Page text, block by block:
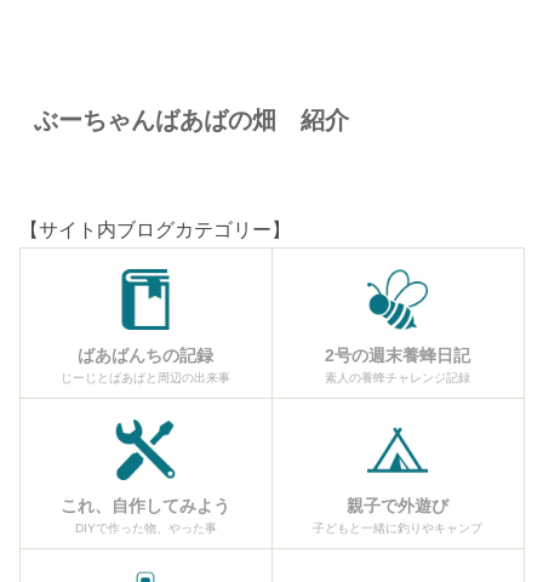
ぶーちゃんばあばの畑 紹介
【サイト内ブログカテゴリー】
ばあばんちの記録
じーじとばあばと周辺の出来事
2号の週末養蜂日記
素人の養蜂チャレンジ記録
これ、自作してみよう
DIYで作った物、やった事
親子で外遊び
子どもと一緒に釣りやキャンプ